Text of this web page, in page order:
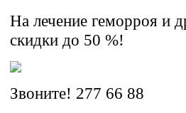
На лечение геморроя и
скидки до 50 %!
Звоните! 277 66 88